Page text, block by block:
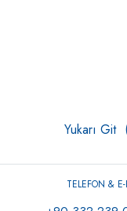
Yukarı Git
TELEFON &